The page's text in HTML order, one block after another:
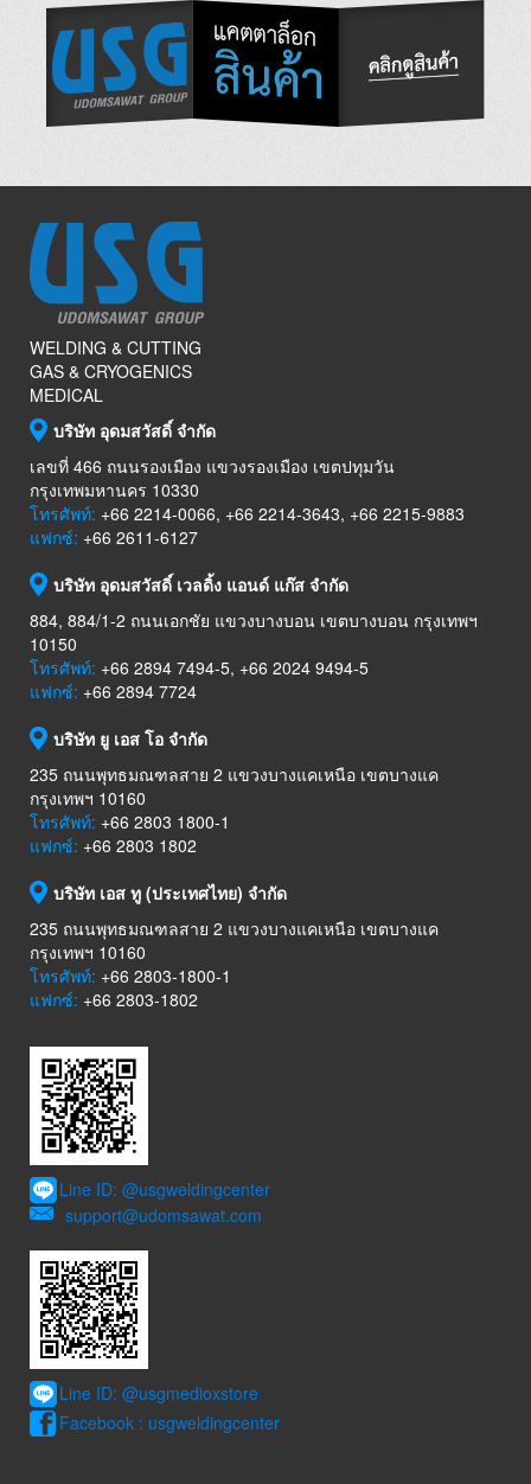
WELDING & CUTTING
GAS & CRYOGENICS
MEDICAL
บริษัท อุดมสวัสดิ์ จำกัด
เลขที่ 466 ถนนรองเมือง แขวงรองเมือง เขตปทุมวัน
กรุงเทพมหานคร 10330
โทรศัพท์: +66 2214-0066, +66 2214-3643, +66 2215-9883
แฟกซ์: +66 2611-6127
บริษัท อุดมสวัสดิ์ เวลดิ้ง แอนด์ แก๊ส จำกัด
884, 884/1-2 ถนนเอกชัย แขวงบางบอน เขตบางบอน กรุงเทพฯ
10150
โทรศัพท์: +66 2894 7494-5, +66 2024 9494-5
แฟกซ์: +66 2894 7724
บริษัท ยู เอส โอ จำกัด
235 ถนนพุทธมณฑลสาย 2 แขวงบางแคเหนือ เขตบางแค
กรุงเทพฯ 10160
โทรศัพท์: +66 2803 1800-1
แฟกซ์: +66 2803 1802
บริษัท เอส ทู (ประเทศไทย) จำกัด
235 ถนนพุทธมณฑลสาย 2 แขวงบางแคเหนือ เขตบางแค
กรุงเทพฯ 10160
โทรศัพท์: +66 2803-1800-1
แฟกซ์: +66 2803-1802
Line ID: @usgweldingcenter
support@udomsawat.com
Line ID: @usgmedioxstore
Facebook : usgweldingcenter